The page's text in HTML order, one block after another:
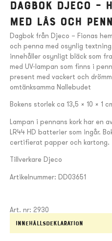
Dagbok Djeco –
med lås och
Dagbok från Djeco – Fionas
och penna med osynlig
innehåller osynligt bläck som
med UV-lampan som finns i
present med vackert och
omtänksamma Nallebudet
Bokens storlek ca 13,5 x 10 x 1
Lampan i pennans kork har en
LR44 HD batterier som ingår.
certifierat papper och kartong.
Tillverkare Djeco
Artikelnummer: DD03651
Art. nr: 2930
Innehållsdeklaration